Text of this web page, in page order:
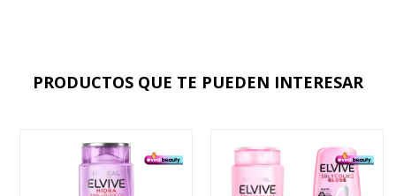
PRODUCTOS QUE TE PUEDEN INTERESAR